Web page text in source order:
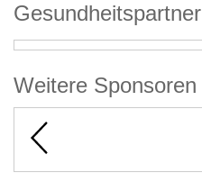
Gesundheitspartner
Weitere Sponsoren